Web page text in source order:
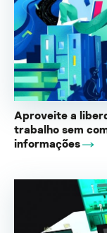
Aproveite a
trabalho sem
informações